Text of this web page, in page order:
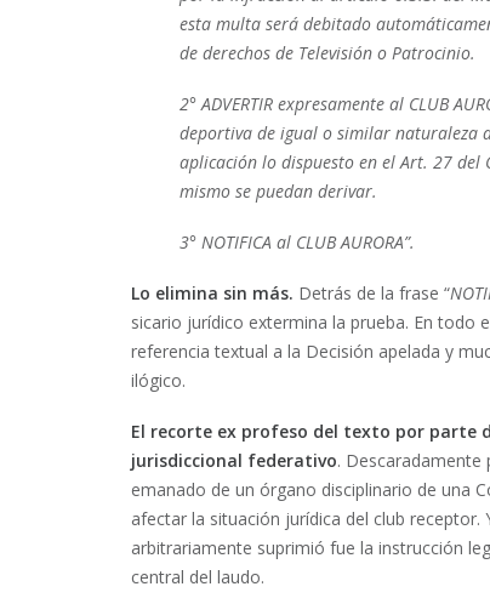
esta multa será debitado
de derechos de Televisión o Patrocinio.
2° ADVERTIR expresamente al CLUB
deportiva de igual o similar naturaleza
aplicación lo dispuesto en el Art. 27 del
mismo se puedan derivar.
3° NOTIFICA al CLUB AURORA”.
Lo elimina sin más. Detrás de la frase “
sicario jurídico extermina la prueba. En todo
referencia textual a la Decisión apelada y
ilógico.
El recorte ex profeso del texto por parte
jurisdiccional federativo.
emanado de un órgano disciplinario de una
afectar la situación jurídica del club
arbitrariamente suprimió fue la instrucción
central del laudo.